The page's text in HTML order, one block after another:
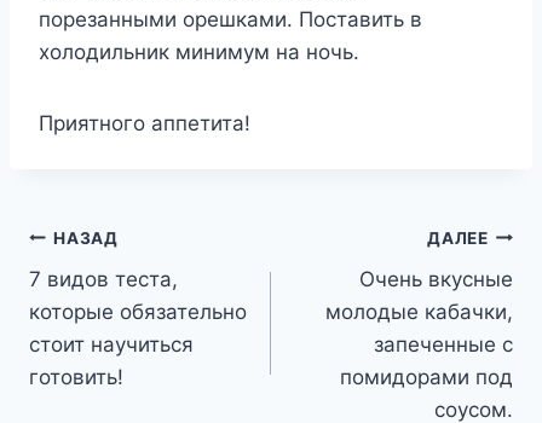
порезанными орешками. Поставить в
холодильник минимум на ночь.
Приятного аппетита!
Навигация
по
записям
НАЗАД
7 видов теста,
которые обязательно
стоит научиться
готовить!
ДАЛЕЕ
Очень вкусные
молодые кабачки,
запеченные с
помидорами под
соусом.